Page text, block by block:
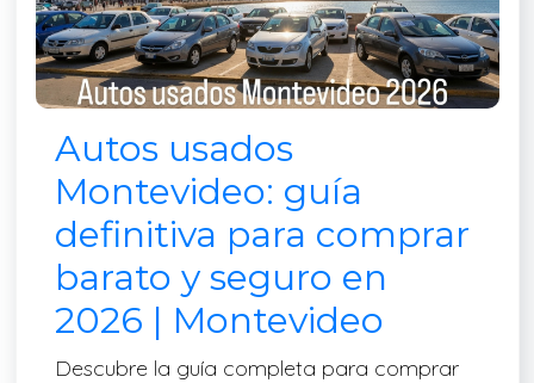
Autos usados
Montevideo: guía
definitiva para comprar
barato y seguro en
2026 | Montevideo
Descubre la guía completa para comprar